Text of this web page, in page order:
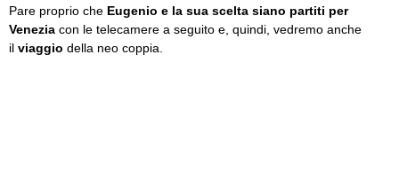
Pare proprio che Eugenio e la sua scelta siano partiti per
Venezia con le telecamere a seguito e, quindi, vedremo anche
il viaggio della neo coppia.